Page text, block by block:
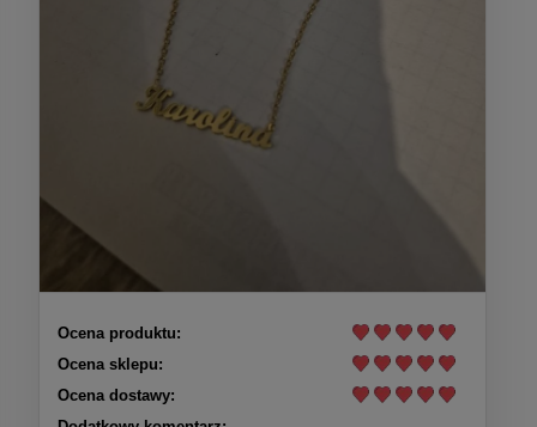
Ocena produktu:
Ocena sklepu:
Ocena dostawy: